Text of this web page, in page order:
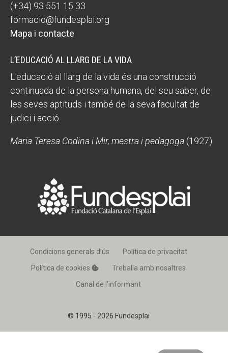
(+34) 93 551 15 33
formacio@fundesplai.org
Mapa i contacte
L’EDUCACIÓ AL LLARG DE LA VIDA
L'educació al llarg de la vida és una construcció
continuada de la persona humana, del seu saber, de
les seves aptituds i també de la seva facultat de
judici i acció.
Maria Teresa Codina i Mir, mestra i pedagoga (1927)
© 1995 - 2026 Fundesplai
Condicions generals d’ús
Política de privacitat
Política de cookies
Treballa amb nosaltres
Canal de l’informant